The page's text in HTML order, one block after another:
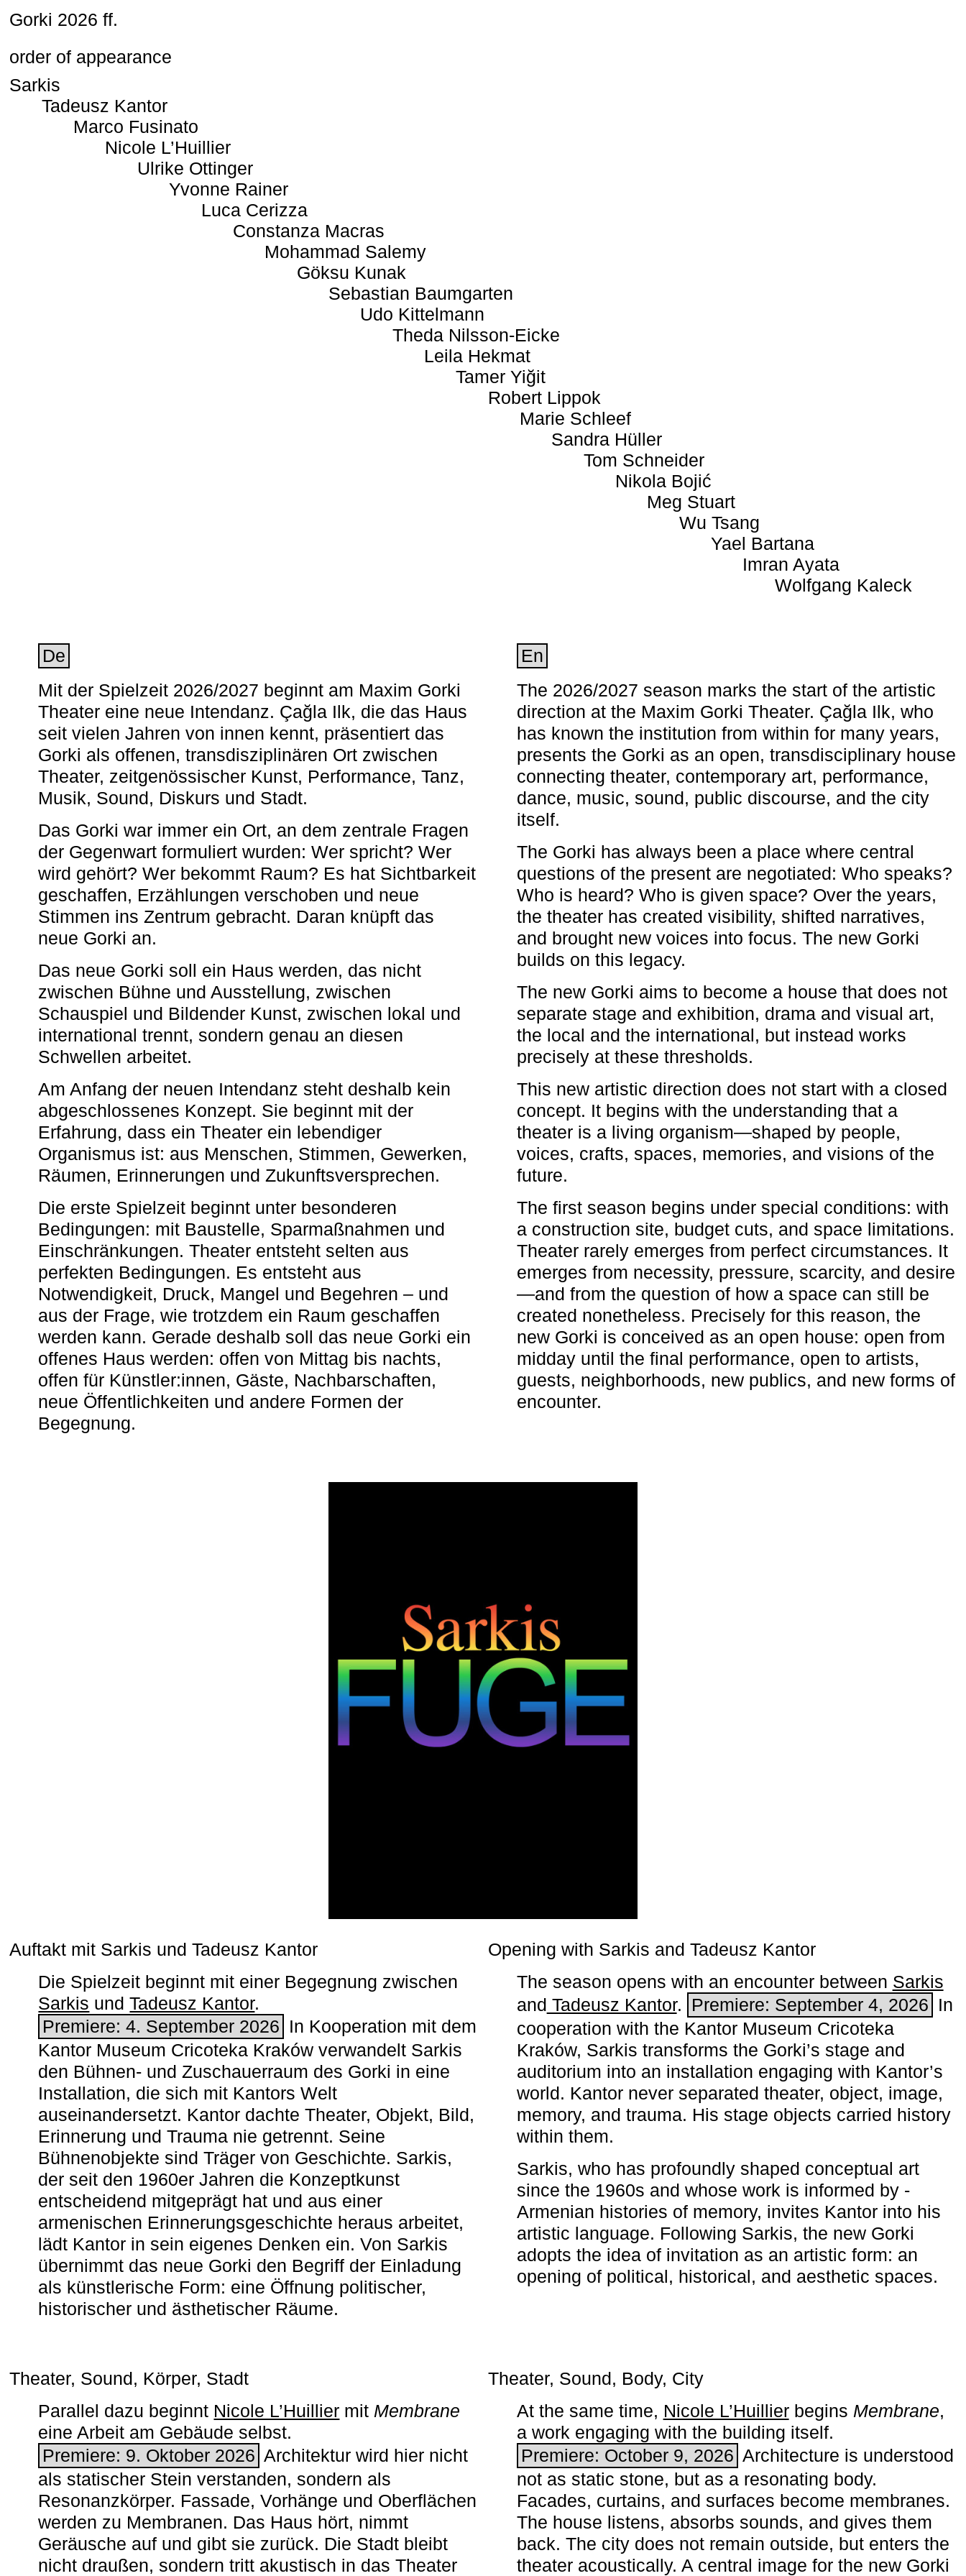
Gorki 2026 ff.
order of appearance
Sarkis
Tadeusz Kantor
Marco Fusinato
Nicole L’Huillier
Ulrike Ottinger
Yvonne Rainer
Luca Cerizza
Constanza Macras
Mohammad Salemy
Göksu Kunak
Sebastian Baumgarten
Udo Kittelmann
Theda Nilsson-Eicke
Leila Hekmat
Tamer Yiğit
Robert Lippok
Marie Schleef
Sandra Hüller
Tom Schneider
Nikola Bojić
Meg Stuart
Wu Tsang
Yael Bartana
Imran Ayata
Wolfgang Kaleck
De
Mit der Spielzeit 2026/2027 beginnt am Maxim Gorki
Theater eine neue Intendanz. Çağla Ilk, die das Haus
seit vielen Jahren von innen kennt, präsentiert das
Gorki als offenen, transdisziplinären Ort zwischen
Theater, zeitgenössischer Kunst, Performance, Tanz,
Musik, Sound, Diskurs und Stadt.
Das Gorki war immer ein Ort, an dem zentrale Fragen
der Gegenwart formuliert wurden: Wer spricht? Wer
wird gehört? Wer bekommt Raum? Es hat Sichtbarkeit
geschaffen, Erzählungen verschoben und neue
Stimmen ins Zentrum gebracht. Daran knüpft das
neue Gorki an.
Das neue Gorki soll ein Haus werden, das nicht
zwischen Bühne und Ausstellung, zwischen
Schauspiel und Bildender Kunst, zwischen lokal und
international trennt, sondern genau an diesen
Schwellen arbeitet.
Am Anfang der neuen Intendanz steht deshalb kein
abgeschlossenes Konzept. Sie beginnt mit der
Erfahrung, dass ein Theater ein lebendiger
Organismus ist: aus Menschen, Stimmen, Gewerken,
Räumen, Erinnerungen und Zukunftsversprechen.
Die erste Spielzeit beginnt unter besonderen
Bedingungen: mit Baustelle, Sparmaßnahmen und
Einschränkungen. Theater entsteht selten aus
perfekten Bedingungen. Es entsteht aus
Notwendigkeit, Druck, Mangel und Begehren – und
aus der Frage, wie trotzdem ein Raum geschaffen
werden kann. Gerade deshalb soll das neue Gorki ein
offenes Haus werden: offen von Mittag bis nachts,
offen für Künstler:innen, Gäste, Nachbarschaften,
neue Öffentlichkeiten und andere Formen der
Begegnung.
En
The 2026/2027 season marks the start of the artistic
direction at the Maxim Gorki Theater. Çağla Ilk, who
has known the institution from within for many years,
presents the Gorki as an open, transdisciplinary house
connecting theater, contemporary art, performance,
dance, music, sound, public discourse, and the city
itself.
The Gorki has always been a place where central
questions of the present are negotiated: Who speaks?
Who is heard? Who is given space? Over the years,
the theater has created visibility, shifted narratives,
and brought new voices into focus. The new Gorki
builds on this legacy.
The new Gorki aims to become a house that does not
separate stage and exhibition, drama and visual art,
the local and the international, but instead works
precisely at these thresholds.
This new artistic direction does not start with a closed
concept. It begins with the understanding that a
theater is a living organism—shaped by people,
voices, crafts, spaces, memories, and visions of the
future.
The first season begins under special conditions: with
a construction site, budget cuts, and space limitations.
Theater rarely emerges from perfect circumstances. It
emerges from necessity, pressure, scarcity, and desire
—and from the question of how a space can still be
created nonetheless. Precisely for this reason, the
new Gorki is conceived as an open house: open from
midday until the final performance, open to artists,
guests, neighborhoods, new publics, and new forms of
encounter.
Auftakt mit Sarkis und Tadeusz Kantor
Die Spielzeit beginnt mit einer Begegnung zwischen
Sarkis undTadeusz Kantor.
Premiere: 4. September 2026 In Kooperation mit dem
Kantor Museum Cricoteka Kraków verwandelt Sarkis
den Bühnen- und Zuschauerraum des Gorki in eine
Installation, die sich mit Kantors Welt
auseinandersetzt. Kantor dachte Theater, Objekt, Bild,
Erinnerung und Trauma nie getrennt. Seine
Bühnenobjekte sind Träger von Geschichte. Sarkis,
der seit den 1960er Jahren die Konzeptkunst
entscheidend mitgeprägt hat und aus einer
armenischen ­Erinnerungsgeschichte heraus arbeitet,
lädt Kantor in sein eigenes Denken ein. Von Sarkis
übernimmt das neue Gorki den Begriff der Einladung
als künstlerische Form: eine Öffnung politischer,
historischer und ästhetischer Räume.
Opening with Sarkis and Tadeusz Kantor
The season opens with an encounter between Sarkis
and Tadeusz Kantor. Premiere: September 4, 2026 In
cooperation with the ­Kantor Museum Cricoteka
Kraków, Sarkis transforms the Gorki’s stage and
auditorium into an installation engaging with Kantor’s
world. Kantor never separated theater, object, image,
memory, and trauma. His stage objects carried history
within them.
Sarkis, who has profoundly shaped conceptual art
since the 1960s and whose work is informed by ­
Armenian histories of memory, invites Kantor into his
artistic language. Following Sarkis, the new Gorki
adopts the idea of invitation as an artistic form: an
opening of political, historical, and aesthetic spaces.
Theater, Sound, Körper, Stadt
Parallel dazu beginnt Nicole L’Huillier mit ­ Membrane
eine Arbeit am Gebäude selbst.
Premiere: 9. Oktober 2026 Architektur wird hier nicht
als statischer Stein verstanden, sondern als
Resonanzkörper. Fassade, Vorhänge und Oberflächen
werden zu Membranen. Das Haus hört, nimmt
Geräusche auf und gibt sie zurück. Die Stadt bleibt
nicht draußen, sondern tritt akustisch in das Theater
Theater, Sound, Body, City
At the same time, Nicole L’Huillierbegins ­ Membrane,
a work engaging with the building itself.
Premiere: October 9, 2026 Architecture is understood
not as static stone, but as a resonating body.
Facades, curtains, and surfaces become membranes.
The house listens, absorbs sounds, and gives them
back. The city does not remain outside, but enters the
theater acoustically. A central image for the new Gorki